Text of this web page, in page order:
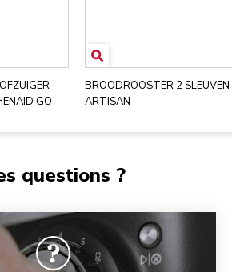
GO
BROODROOSTER 2
ARTISAN
questions ?